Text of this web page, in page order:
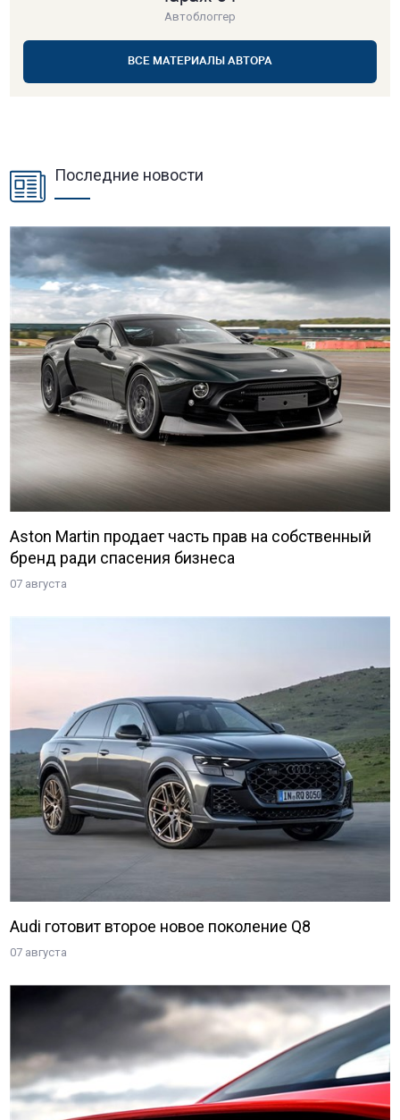
Автоблоггер
ВСЕ МАТЕРИАЛЫ АВТОРА
Последние новости
Aston Martin продает часть прав на собственный
бренд ради спасения бизнеса
07 августа
Audi готовит второе новое поколение Q8
07 августа